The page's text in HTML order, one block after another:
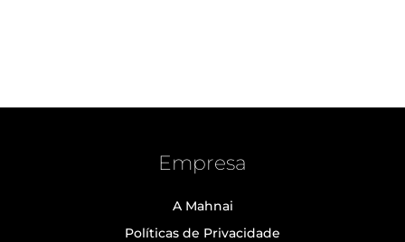
Empresa
A Mahnai
Políticas de Privacidade